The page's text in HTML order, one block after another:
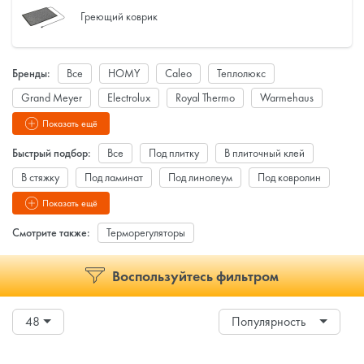
Греющий коврик
Бренды: Все HOMY Caleo
Теплолюкс
Grand Meyer
Electrolux Royal Thermo
Warmehaus
DEVI
Veria
AC Electric
Termelock Lavita СТН
Показать ещё
Быстрый подбор: Все Под плитку
В плиточный клей
В стяжку
Под ламинат Под линолеум
Под ковролин
Под паркет
Двухжильный кабель
Системы антиобледенения и снеготаяния
Комплектующие
Показать ещё
Смотрите также: Терморегуляторы
Воспользуйтесь фильтром
48 Популярность